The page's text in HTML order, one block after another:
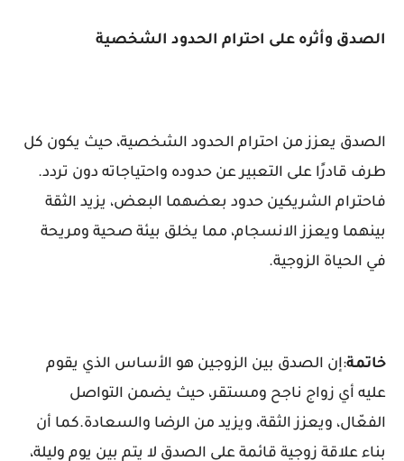
الصدق وأثره على احترام الحدود الشخصية
الصدق يعزز من احترام الحدود الشخصية، حيث يكون كل
طرف قادرًا على التعبير عن حدوده واحتياجاته دون تردد.
فاحترام الشريكين حدود بعضهما البعض، يزيد الثقة
بينهما ويعزز الانسجام، مما يخلق بيئة صحية ومريحة
في الحياة الزوجية.
خاتمة:إن الصدق بين الزوجين هو الأساس الذي يقوم
عليه أي زواج ناجح ومستقر، حيث يضمن التواصل
الفعّال، ويعزز الثقة، ويزيد من الرضا والسعادة.كما أن
بناء علاقة زوجية قائمة على الصدق لا يتم بين يوم وليلة،